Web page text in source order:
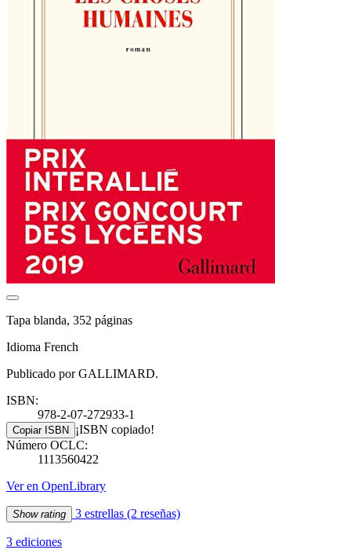
Tapa blanda, 352 páginas
Idioma French
Publicado por GALLIMARD.
ISBN:
978-2-07-272933-1
Copiar ISBN ¡ISBN copiado!
Número OCLC:
1113560422
Ver en OpenLibrary
Show rating 3 estrellas (2 reseñas)
3 ediciones